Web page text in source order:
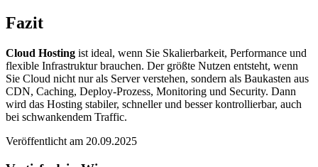
Fazit
Cloud Hosting ist ideal, wenn Sie Skalierbarkeit, Performance und
flexible Infrastruktur brauchen. Der größte Nutzen entsteht, wenn
Sie Cloud nicht nur als Server verstehen, sondern als Baukasten aus
CDN, Caching, Deploy-Prozess, Monitoring und Security. Dann
wird das Hosting stabiler, schneller und besser kontrollierbar, auch
bei schwankendem Traffic.
Veröffentlicht am 20.09.2025